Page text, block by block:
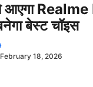
आएगा
बेस्ट चॉइस
February 18, 2026